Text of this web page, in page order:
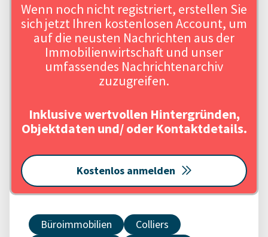
Wenn noch nicht registriert, erstellen Sie
sich jetzt Ihren kostenlosen Account, um
auf die neusten Nachrichten aus der
Immobilienwirtschaft und unser
umfassendes Nachrichtenarchiv
zuzugreifen.
Inklusive wertvollen Hintergründen,
Objektdaten und/ oder Kontaktdetails.
Kostenlos anmelden
Büroimmobilien
Colliers